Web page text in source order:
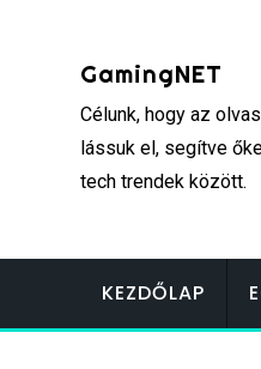
GamingNET
Célunk, hogy az
lássuk el, segítve
tech trendek között.
KEZDŐLAP